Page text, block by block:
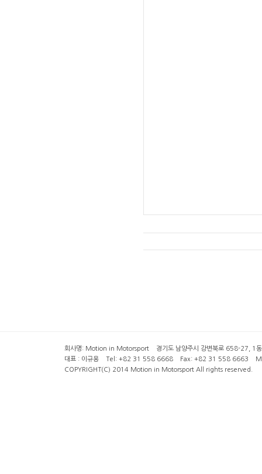
회사명: Motion in Motorsport 경기도 남양주시 강변북로 658-27,
대표 : 이규용 Tel: +82 31 558 6668 Fax: +82 31 558 6663
COPYRIGHT(C) 2014 Motion in Motorsport All rights reserved.